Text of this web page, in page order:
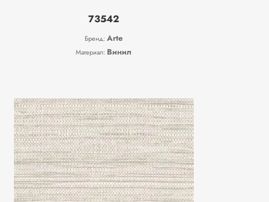
73542
Бренд:Arte
Материал: Винил